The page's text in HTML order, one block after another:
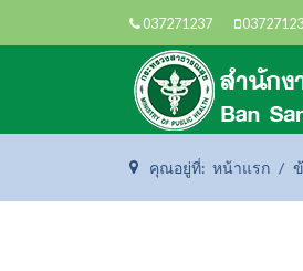
037271237
คุณอยู่ที่: หน้าแรก